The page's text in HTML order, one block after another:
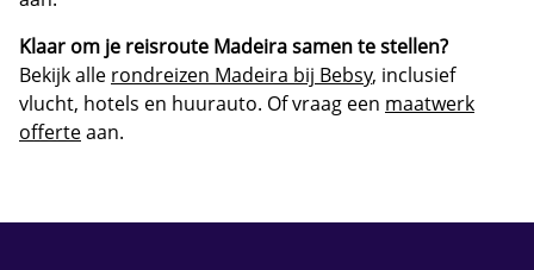
Klaar om je reisroute Madeira samen te stellen?
Bekijk alle rondreizen Madeira bij Bebsy, inclusief
vlucht, hotels en huurauto. Of vraag een maatwerk
offerteaan.